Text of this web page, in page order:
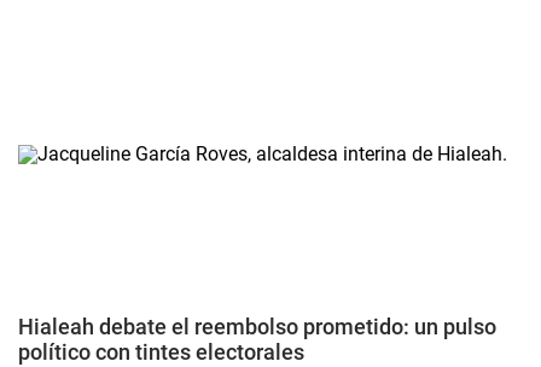
Hialeah debate el reembolso prometido: un pulso
político con tintes electorales